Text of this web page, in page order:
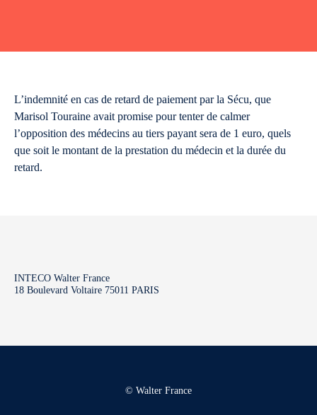
L’indemnité en cas de retard de paiement par la Sécu, que
Marisol Touraine avait promise pour tenter de calmer
l’opposition des médecins au tiers payant sera de 1 euro, quels
que soit le montant de la prestation du médecin et la durée du
retard.
INTECO Walter France
18 Boulevard Voltaire 75011 PARIS
© Walter France